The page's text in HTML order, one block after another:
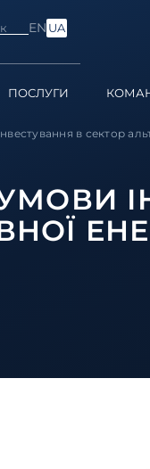
EN UA
ПОСЛУГИ
в сектор